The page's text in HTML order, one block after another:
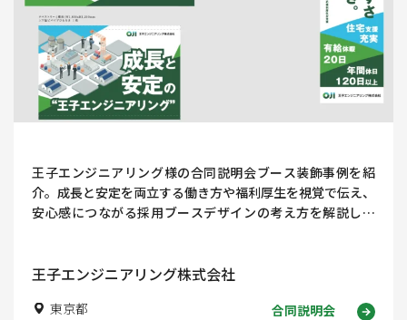
王子エンジニアリング様の合同説明会ブース装飾事例を紹
介。成長と安定を両立する働き方や福利厚生を視覚で伝え、
安心感につながる採用ブースデザインの考え方を解説しま
王子エンジニアリング株式会社
東京都 合同説明会